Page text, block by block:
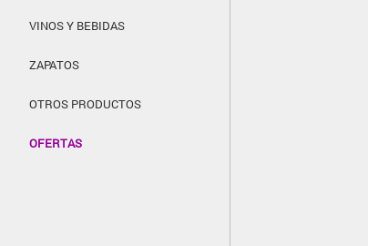
VINOS Y BEBIDAS
ZAPATOS
OTROS PRODUCTOS
OFERTAS